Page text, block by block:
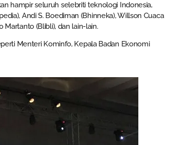
hampir seluruh selebriti teknologi Indonesia,
Andi S. Boediman (Bhinneka), Willson Cuaca
Martanto (Blibli), dan lain-lain.
Menteri Kominfo, Kepala Badan Ekonomi